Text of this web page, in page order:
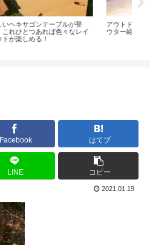
アウトドアで使えるGORE-TEXア
ウター紹介-ブランド別
Facebook はてブ
LINE コピー
2021.01.19